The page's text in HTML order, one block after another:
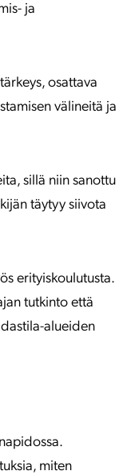
ja
osattava
välineitä ja
sillä niin sanottu
täytyy siivota
erityiskoulutusta.
tutkinto että
alueiden
miten